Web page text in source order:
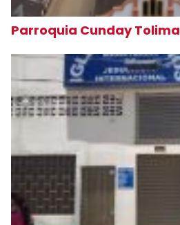
Parroquia Cunday Tolima